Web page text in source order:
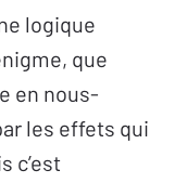
logique
que
en nous-
les effets qui
c’est